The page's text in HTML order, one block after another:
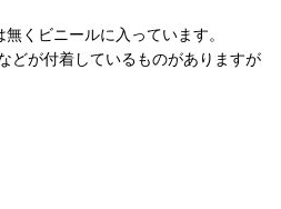
くビニールに入っています。
どが付着しているものがありますが